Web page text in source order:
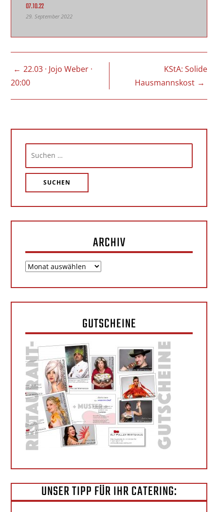
07.10.22
29. September 2022
BEITRAGSNAVIGATION
22.03 · Jojo Weber ·
20:00
KStA: Solide
Hausmannskost
ARCHIV
Archiv
GUTSCHEINE
UNSER TIPP FÜR IHR CATERING: